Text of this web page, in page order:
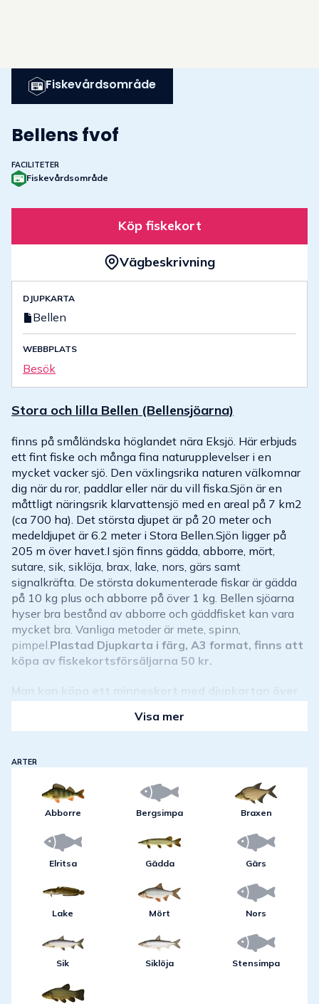
Fiskevårdsområde
Bellens fvof
FACILITETER
Fiskevårdsområde
Köp fiskekort
Vägbeskrivning
DJUPKARTA
Bellen
WEBBPLATS
Besök
Stora och lilla Bellen (Bellensjöarna)
finns på småländska höglandet nära Eksjö. Här erbjuds
ett fint fiske och många fina naturupplevelser i en
mycket vacker sjö. Den växlingsrika naturen välkomnar
dig när du ror, paddlar eller när du vill fiska.Sjön är en
måttligt näringsrik klarvattensjö med en areal på 7 km2
(ca 700 ha). Det största djupet är på 20 meter och
medeldjupet är 6.2 meter i Stora Bellen.Sjön ligger på
205 m över havet.I sjön finns gädda, abborre, mört,
sutare, sik, siklöja, brax, lake, nors, gärs samt
signalkräfta. De största dokumenterade fiskar är gädda
på 10 kg plus och abborre på över 1 kg. Bellen sjöarna
hyser bra bestånd av abborre och gäddfisket kan vara
mycket bra. Vanliga metoder är mete, spinn,
pimpel. Plastad Djupkarta i färg, A3 format, finns att
köpa av fiskekortsförsäljarna 50 kr.
Bellen för plotters med gps. Minneskorten, 300kr,
med kartan går att för närvarande att öppna i
har också djupkartan i ett kartpaket som man kan
abonnera på.
Båthyra 150 kr per dag.
Visa mer
ARTER
Abborre Bergsimpa Braxen
Elritsa Gädda Gärs
Lake Mört Nors
Sik Siklöja Stensimpa